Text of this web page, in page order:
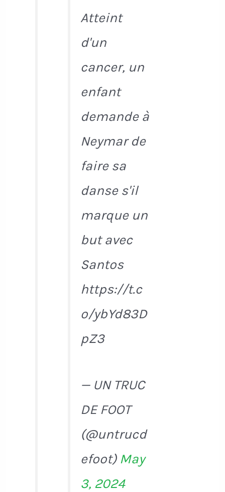
Atteint
d'un
cancer, un
enfant
demande à
Neymar de
faire sa
danse s'il
marque un
but avec
Santos
https://t.c
o/ybYd83D
pZ3
— UN TRUC
DE FOOT
(@untrucd
efoot) May
3, 2024